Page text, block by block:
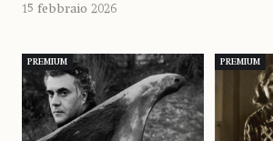
15 febbraio 2026
PREMIUM PREMIUM